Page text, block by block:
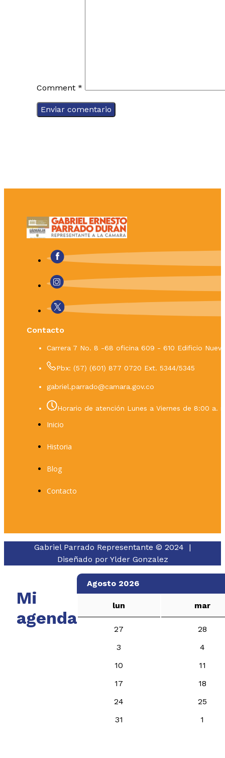
Comment *
Contacto
Carrera 7 No. 8 -68 oficina 609 - 610 Edificio
Pbx: (57) (601) 877 0720 Ext. 5344/5345
gabriel.parrado@camara.gov.co
Horario de atención Lunes a Viernes de 8:00 a.
Inicio
Historia
Blog
Contacto
Gabriel Parrado Representante © 2024 |
Diseñado por Ylder Gonzalez
Mi
agenda
Agosto 2026
lun mar
27
28
3
4
10
11
17
18
24
25
31
1